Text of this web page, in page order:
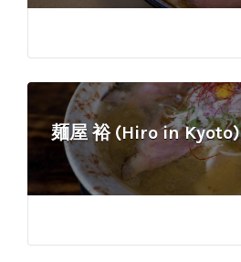
麺屋 裕 (Hiro in Kyoto)